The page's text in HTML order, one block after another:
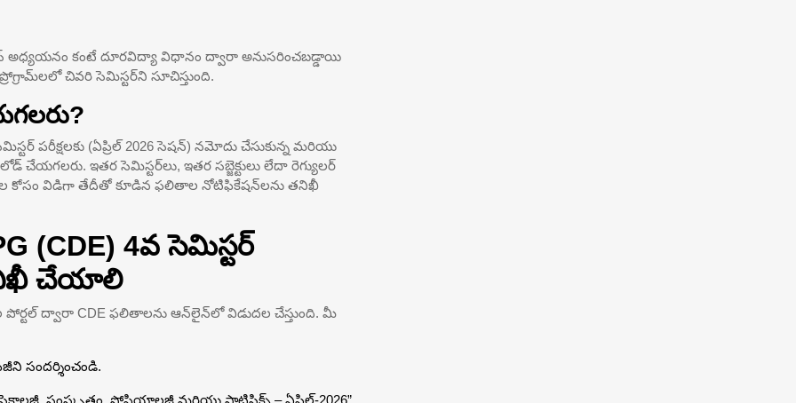
అధ్యయనం కంటే దూరవిద్యా విధానం ద్వారా అనుసరించబడ్డాయి
చివరి సెమిస్టర్‌ని సూచిస్తుంది.
పరీక్షలకు (ఏప్రిల్ 2026 సెషన్) నమోదు చేసుకున్న మరియు
ఇతర సెమిస్టర్‌లు, ఇతర సబ్జెక్టులు లేదా రెగ్యులర్
కోసం విడిగా తేదీతో కూడిన ఫలితాల నోటిఫికేషన్‌లను తనిఖీ
4వ సెమిస్టర్
చేయాలి
ద్వారా CDE ఫలితాలను ఆన్‌లైన్‌లో విడుదల చేస్తుంది. మీ
సందర్శించండి.
సైకాలజీ, సంస్కృతం, సోషియాలజీ మరియు స్టాటిస్టిక్స్ – ఏప్రిల్-2026”